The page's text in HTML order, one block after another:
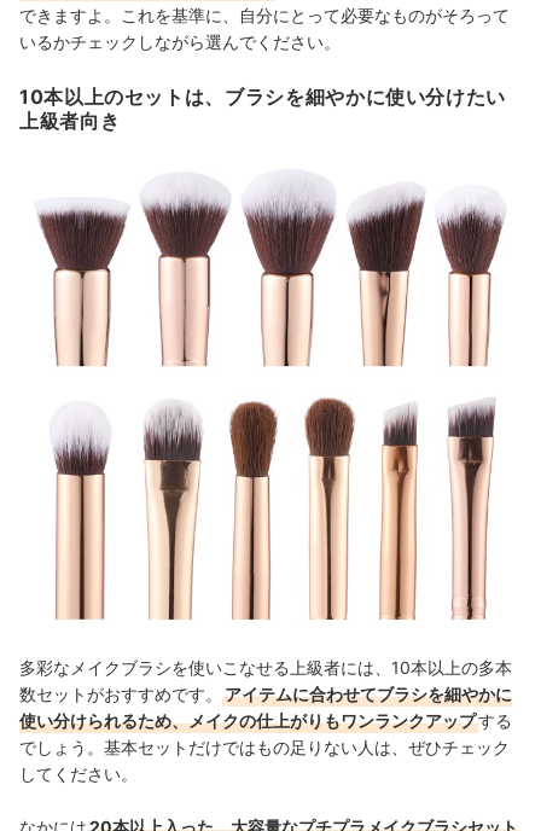
できますよ 。これを基準に、自分にとって必要なものがそろって
いるかチェックしながら選んでください。
10本以上のセットは、ブラシを細やかに使い分けたい
上級者向き
多彩なメイクブラシを使いこなせる上級者には、10本以上の多本
数セットがおすすめです。
アイテムに合わせてブラシを細やかに
使い分けられるため、メイクの仕上がりもワンランクアップする
でしょう。基本セットだけではもの足りない人は、ぜひチェック
してください。
なかには20本以上入った、大容量なプチプラメイクブラシセット